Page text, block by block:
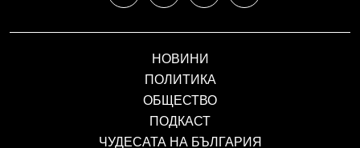
НОВИНИ
ПОЛИТИКА
ОБЩЕСТВО
ПОДКАСТ
ЧУДЕСАТА НА БЪЛГАРИЯ